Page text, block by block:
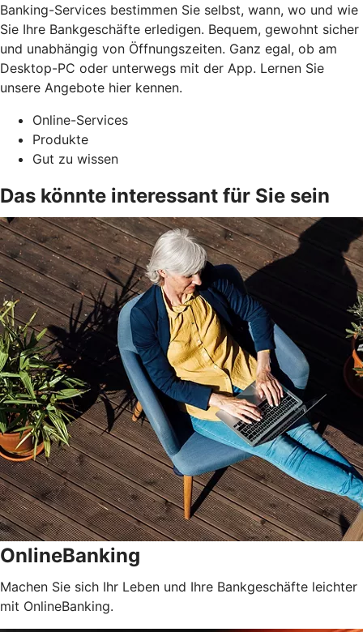
Banking-Services bestimmen Sie selbst, wann, wo und wie
Sie Ihre Bankgeschäfte erledigen. Bequem, gewohnt sicher
und unabhängig von Öffnungszeiten. Ganz egal, ob am
Desktop-PC oder unterwegs mit der App. Lernen Sie
unsere Angebote hier kennen.
Online-Services
Produkte
Gut zu wissen
Das könnte interessant für Sie sein
OnlineBanking
Machen Sie sich Ihr Leben und Ihre Bankgeschäfte leichter
mit OnlineBanking.